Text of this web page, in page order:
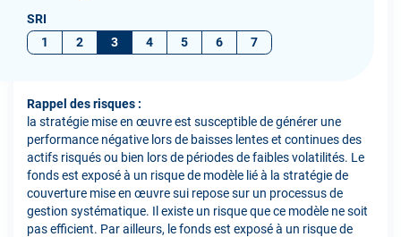
SRI
1
2 3 4 5 6 7
Rappel des risques :
la stratégie mise en œuvre est susceptible de générer une
performance négative lors de baisses lentes et continues des
actifs risqués ou bien lors de périodes de faibles volatilités. Le
fonds est exposé à un risque de modèle lié à la stratégie de
couverture mise en œuvre sui repose sur un processus de
gestion systématique. Il existe un risque que ce modèle ne soit
pas efficient. Par ailleurs, le fonds est exposé à un risque de